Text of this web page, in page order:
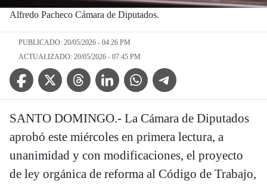
Alfredo Pacheco Cámara de Diputados.
PUBLICADO: 20/05/2026 - 04:26 PM
ACTUALIZADO: 20/05/2026 - 07:45 PM
Facebook IconTwitter IconThreads IconLinkedin IconWhatsApp IconTelegram Icon
SANTO DOMINGO.- La Cámara de Diputados
aprobó este miércoles en primera lectura, a
unanimidad y con modificaciones, el proyecto
de ley orgánica de reforma al Código de Trabajo,